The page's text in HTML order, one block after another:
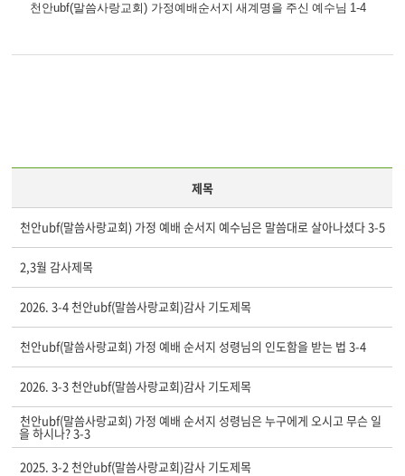
천안ubf(말씀사랑교회) 가정예배순서지 새계명을 주신 예수님 1-4
제목
천안ubf(말씀사랑교회) 가정 예배 순서지 예수님은 말씀대로 살아나셨다 3-5
2,3월 감사제목
2026. 3-4 천안ubf(말씀사랑교회)감사 기도제목
천안ubf(말씀사랑교회) 가정 예배 순서지 성령님의 인도함을 받는 법 3-4
2026. 3-3 천안ubf(말씀사랑교회)감사 기도제목
천안ubf(말씀사랑교회) 가정 예배 순서지 성령님은 누구에게 오시고 무슨 일
을 하시나? 3-3
2025. 3-2 천안ubf(말씀사랑교회)감사 기도제목